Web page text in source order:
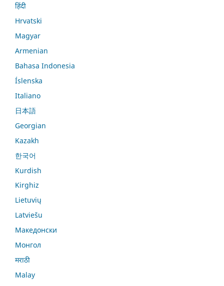
हिंदी
Hrvatski
Magyar
Armenian
Bahasa Indonesia
Íslenska
Italiano
日本語
Georgian
Kazakh
한국어
Kurdish
Kirghiz
Lietuvių
Latviešu
Македонски
Монгол
मराठी
Malay